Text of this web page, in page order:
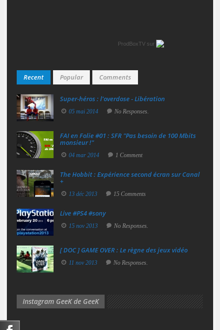
ProdBoxTV sur
Recent Popular Comments
Super‑héros : l’overdose - Libération
05 mai 2014 No Responses.
FAI en Folie #01 : SFR "Pas besoin de 100 Mbits
monsieur !"
04 mar 2014 1 Comment
The Hobbit : Expérience second écran sur Canal
+
13 déc 2013 15 Comments
Live #PS4 #sony
15 nov 2013 No Responses.
[ DOC ] GAME OVER : Le règne des jeux vidéo
11 nov 2013 No Responses.
Instagram GeeK de GeeK